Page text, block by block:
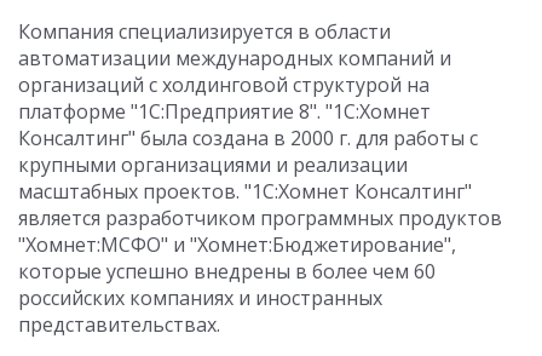
Компания специализируется в области
автоматизации международных компаний и
организаций с холдинговой структурой на
платформе "1С:Предприятие 8". "1С:Хомнет
Консалтинг" была создана в 2000 г. для работы с
крупными организациями и реализации
масштабных проектов. "1С:Хомнет Консалтинг"
является разработчиком программных продуктов
"Хомнет:МСФО" и "Хомнет:Бюджетирование",
которые успешно внедрены в более чем 60
российских компаниях и иностранных
представительствах.